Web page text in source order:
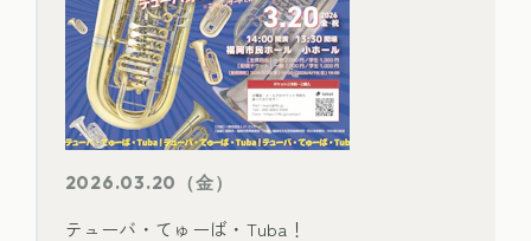
2026.03.20（金）
テューバ・てゅーば・Tuba！